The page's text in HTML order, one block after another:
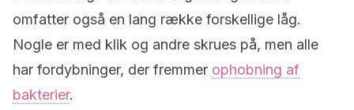
omfatter også en lang række forskellige låg.
Nogle er med klik og andre skrues på, men alle
har fordybninger, der fremmer ophobning af
bakterier.